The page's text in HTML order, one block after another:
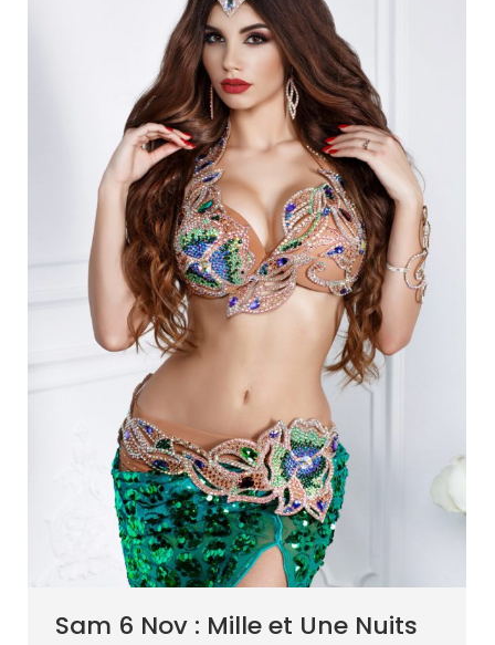
Sam 6 Nov : Mille et Une Nuits